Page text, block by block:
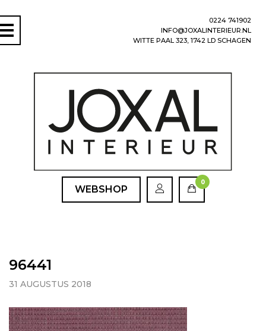
0224 741902
INFO@JOXALINTERIEUR.NL
WITTE PAAL 323, 1742 LD SCHAGEN
WEBSHOP
0
96441
31 AUGUSTUS 2018